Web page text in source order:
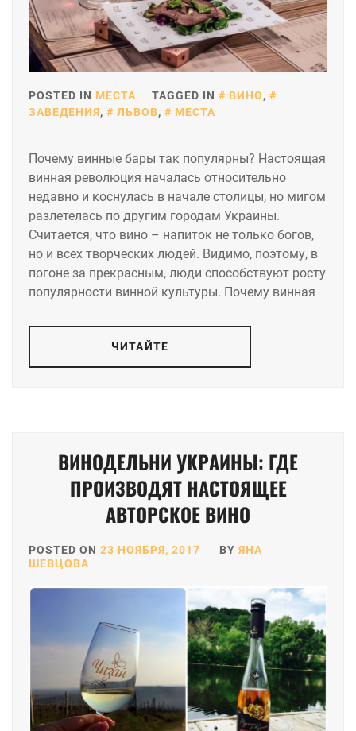
POSTED IN МЕСТА TAGGED IN ВИНО,
ЗАВЕДЕНИЯ, ЛЬВОВ, МЕСТА
Почему винные бары так популярны? Настоящая
винная революция началась относительно
недавно и коснулась в начале столицы, но мигом
разлетелась по другим городам Украины.
Считается, что вино – напиток не только богов,
но и всех творческих людей. Видимо, поэтому, в
погоне за прекрасным, люди способствуют росту
популярности винной культуры. Почему винная
ЧИТАЙТЕ
ВИНОДЕЛЬНИ УКРАИНЫ: ГДЕ
ПРОИЗВОДЯТ НАСТОЯЩЕЕ
АВТОРСКОЕ ВИНО
POSTED ON 23 НОЯБРЯ, 2017 BY ЯНА
ШЕВЦОВА